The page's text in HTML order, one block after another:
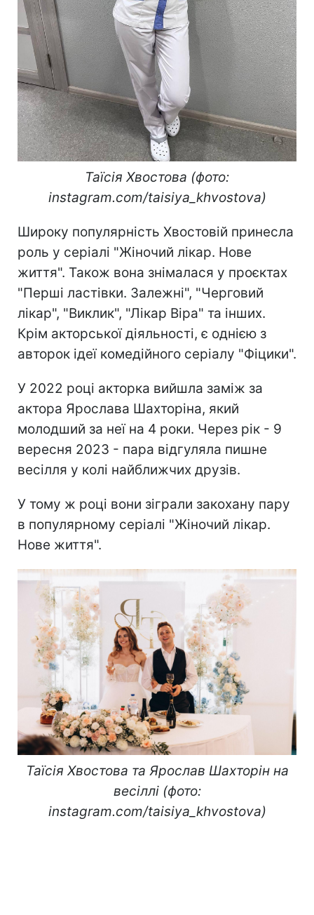
Таїсія Хвостова (фото:
instagram.com/taisiya_khvostova)
Широку популярність Хвостовій принесла
роль у серіалі "Жіночий лікар. Нове
життя". Також вона знімалася у проєктах
"Перші ластівки. Залежні", "Черговий
лікар", "Виклик", "Лікар Віра" та інших.
Крім акторської діяльності, є однією з
авторок ідеї комедійного серіалу "Фіцики".
У 2022 році акторка вийшла заміж за
актора Ярослава Шахторіна, який
молодший за неї на 4 роки. Через рік - 9
вересня 2023 - пара відгуляла пишне
весілля у колі найближчих друзів.
У тому ж році вони зіграли закохану пару
в популярному серіалі "Жіночий лікар.
Нове життя".
Таїсія Хвостова та Ярослав Шахторін на
весіллі (фото:
instagram.com/taisiya_khvostova)